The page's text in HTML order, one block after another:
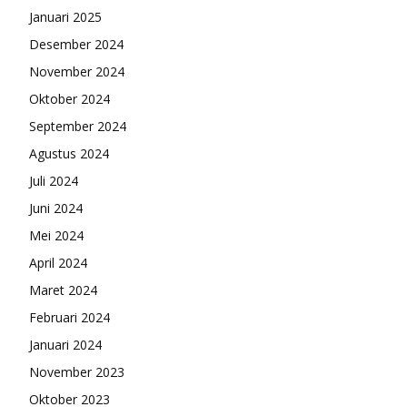
Januari 2025
Desember 2024
November 2024
Oktober 2024
September 2024
Agustus 2024
Juli 2024
Juni 2024
Mei 2024
April 2024
Maret 2024
Februari 2024
Januari 2024
November 2023
Oktober 2023